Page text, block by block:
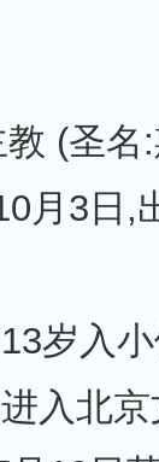
(圣名
月3日,
岁入
入北